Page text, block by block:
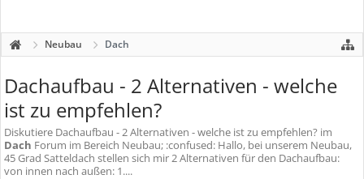
Neubau Dach
Dachaufbau - 2 Alternativen - welche
ist zu empfehlen?
Diskutiere Dachaufbau - 2 Alternativen - welche ist zu empfehlen? im
Dach Forum im Bereich Neubau; :confused: Hallo, bei unserem Neubau,
45 Grad Satteldach stellen sich mir 2 Alternativen für den Dachaufbau:
von innen nach außen: 1....